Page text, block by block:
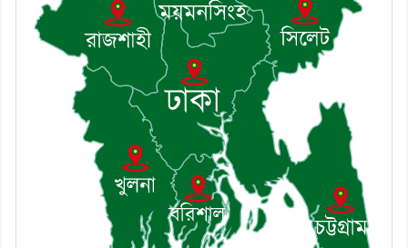
৮। দাউদকান্দিতে মুচি সম্প্রদায়ের
খোঁজখবর নিলেন ড. খন্দকার মারুফ
হোসেন
৯। মেঘনায় আইন-শৃঙ্খলা কমিটির
মাসিক সভা অনুষ্ঠিত
১০। জাতীয় নেতা ড. খন্দকার
মোশাররফ হোসেনের মূল্যায়ন কোথায়
এবং একটি বিশ্লেষণ